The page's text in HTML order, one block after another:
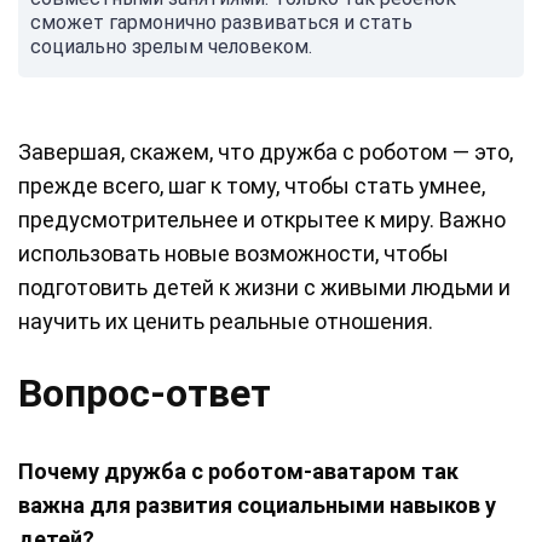
сможет гармонично развиваться и стать
социально зрелым человеком.
Завершая, скажем, что дружба с роботом — это,
прежде всего, шаг к тому, чтобы стать умнее,
предусмотрительнее и открытее к миру. Важно
использовать новые возможности, чтобы
подготовить детей к жизни с живыми людьми и
научить их ценить реальные отношения.
Вопрос-ответ
Почему дружба с роботом-аватаром так
важна для развития социальными навыков у